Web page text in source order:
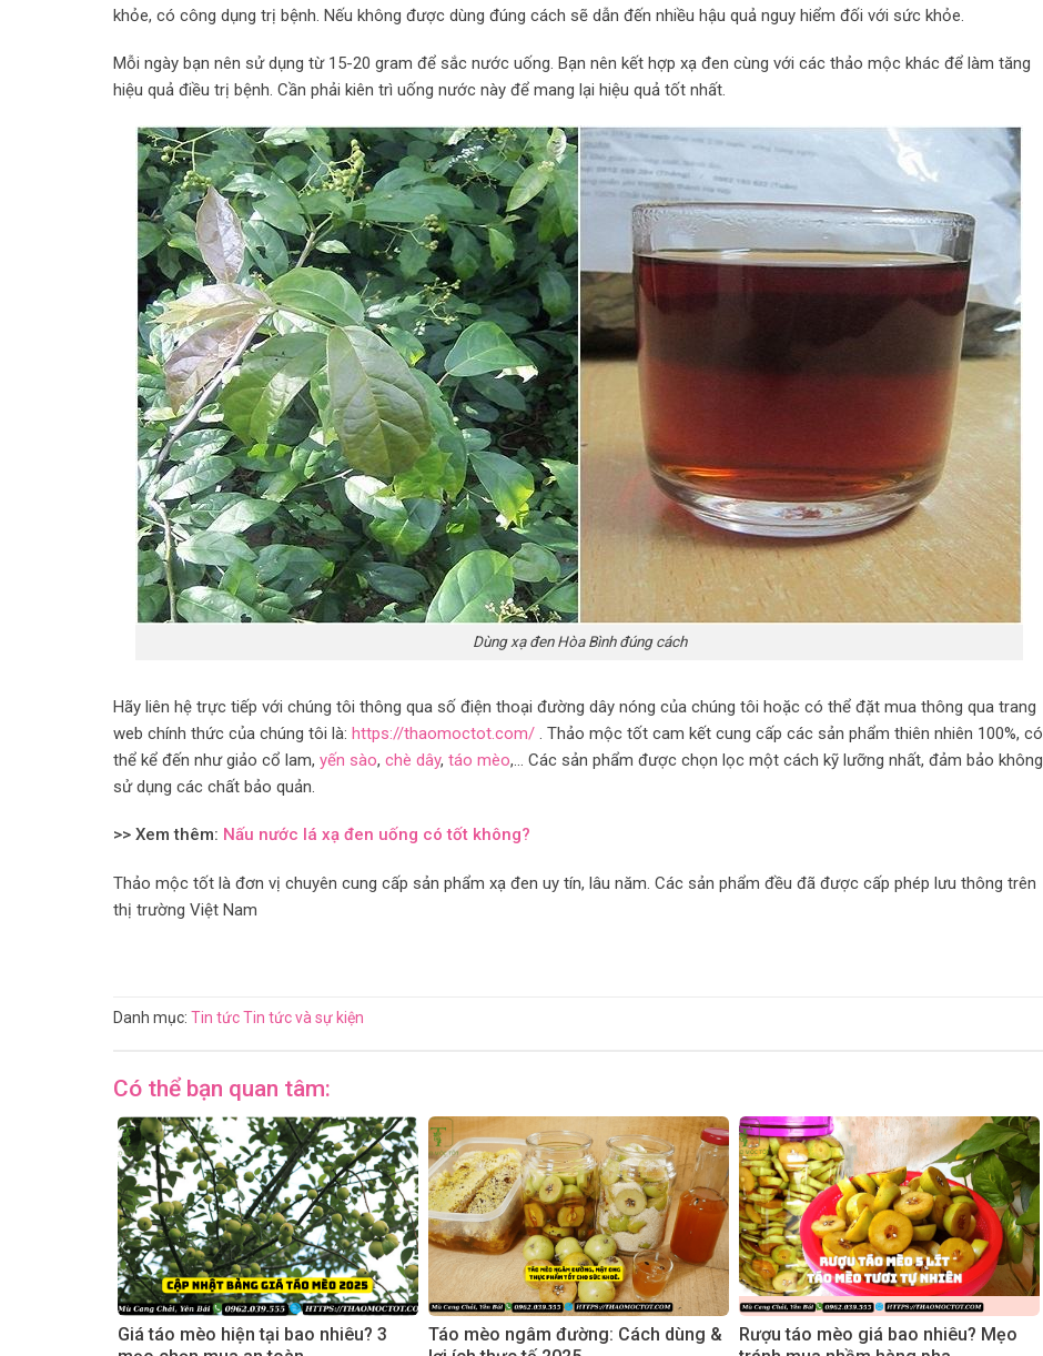
khỏe, có công dụng trị bệnh. Nếu không được dùng đúng cách sẽ dẫn đến nhiều hậu quả nguy hiểm đối với sức khỏe.
Mỗi ngày bạn nên sử dụng từ 15-20 gram để sắc nước uống. Bạn nên kết hợp xạ đen cùng với các thảo mộc khác để làm tăng
hiệu quả điều trị bệnh. Cần phải kiên trì uống nước này để mang lại hiệu quả tốt nhất.
Dùng xạ đen Hòa Bình đúng cách
Hãy liên hệ trực tiếp với chúng tôi thông qua số điện thoại đường dây nóng của chúng tôi hoặc có thể đặt mua thông qua trang
web chính thức của chúng tôi là: https://thaomoctot.com/ . Thảo mộc tốt cam kết cung cấp các sản phẩm thiên nhiên 100%, có
thể kể đến như giảo cổ lam, yến sào, chè dây, táo mèo,… Các sản phẩm được chọn lọc một cách kỹ lưỡng nhất, đảm bảo không
sử dụng các chất bảo quản.
>> Xem thêm: Nấu nước lá xạ đen uống có tốt không?
Thảo mộc tốt là đơn vị chuyên cung cấp sản phẩm xạ đen uy tín, lâu năm. Các sản phẩm đều đã được cấp phép lưu thông trên
thị trường Việt Nam
Danh mục: Tin tứcTin tức và sự kiện
Có thể bạn quan tâm:
Giá táo mèo hiện tại bao nhiêu? 3
Táo mèo ngâm đường: Cách dùng &
Rượu táo mèo giá bao nhiêu? Mẹo